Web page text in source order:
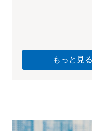
もっと見る